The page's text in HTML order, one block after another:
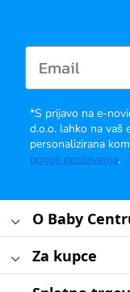
*S prijavo na e-
d.o.o. lahko na vaš
personalizirana
pogoji poslovanja.
O Baby
Za kupce